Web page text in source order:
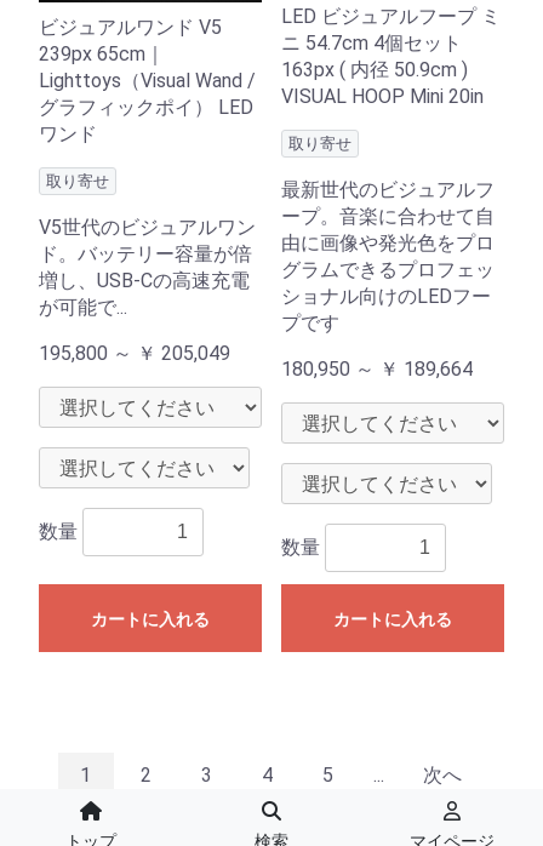
ビジュアルワンド V5
239px 65cm｜
Lighttoys（Visual Wand /
グラフィックポイ） LED
ワンド
取り寄せ
V5世代のビジュアルワン
ド。バッテリー容量が倍
増し、USB-Cの高速充電
が可能で...
195,800 ～ ￥ 205,049
数量
カートに入れる
LED ビジュアルフープ ミ
ニ 54.7cm 4個セット
163px ( 内径 50.9cm )
VISUAL HOOP Mini 20in
取り寄せ
最新世代のビジュアルフ
ープ。音楽に合わせて自
由に画像や発光色をプロ
グラムできるプロフェッ
ショナル向けのLEDフー
プです
180,950 ～ ￥ 189,664
数量
カートに入れる
1 2 3 4 5 ...
次へ
最後へ
トップ 検索 マイページ